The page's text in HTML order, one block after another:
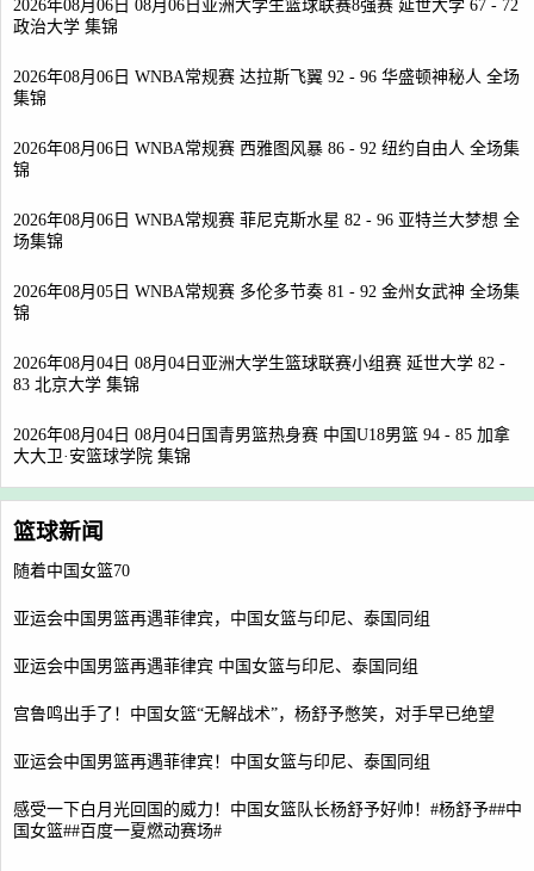
2026年08月06日 08月06日亚洲大学生篮球联赛8强赛 延世大学 67 - 72
政治大学 集锦
2026年08月06日 WNBA常规赛 达拉斯飞翼 92 - 96 华盛顿神秘人 全场
集锦
2026年08月06日 WNBA常规赛 西雅图风暴 86 - 92 纽约自由人 全场集
锦
2026年08月06日 WNBA常规赛 菲尼克斯水星 82 - 96 亚特兰大梦想 全
场集锦
2026年08月05日 WNBA常规赛 多伦多节奏 81 - 92 金州女武神 全场集
锦
2026年08月04日 08月04日亚洲大学生篮球联赛小组赛 延世大学 82 -
83 北京大学 集锦
2026年08月04日 08月04日国青男篮热身赛 中国U18男篮 94 - 85 加拿
大大卫·安篮球学院 集锦
篮球新闻
随着中国女篮70
亚运会中国男篮再遇菲律宾，中国女篮与印尼、泰国同组
亚运会中国男篮再遇菲律宾 中国女篮与印尼、泰国同组
宫鲁鸣出手了！中国女篮“无解战术”，杨舒予憋笑，对手早已绝望
亚运会中国男篮再遇菲律宾！中国女篮与印尼、泰国同组
感受一下白月光回国的威力！中国女篮队长杨舒予好帅！#杨舒予##中
国女篮##百度一夏燃动赛场#